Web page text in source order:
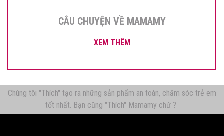
CÂU CHUYỆN VỀ MAMAMY
XEM THÊM
Chúng tôi "Thích" tạo ra những sản phẩm an toàn, chăm sóc trẻ em
tốt nhất. Bạn cũng "Thích" Mamamy chứ ?